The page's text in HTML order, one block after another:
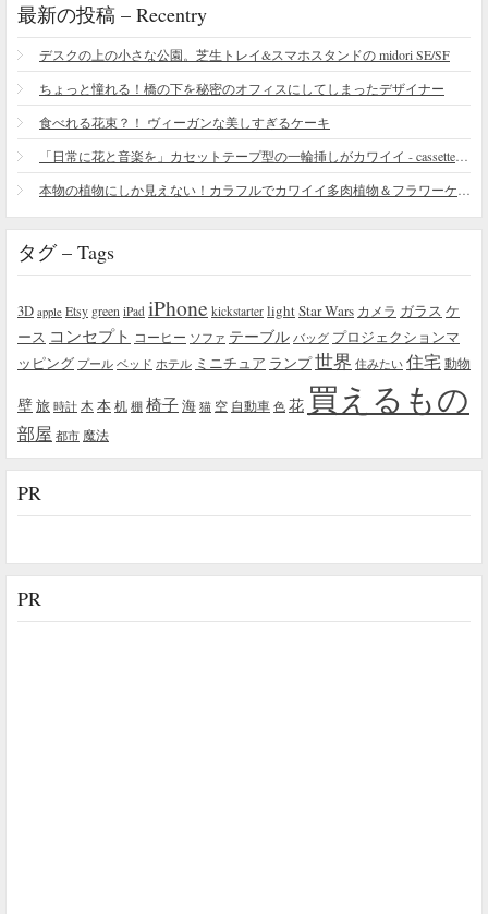
最新の投稿 – Recentry
デスクの上の小さな公園。芝生トレイ&スマホスタンドの midori SE/SF
ちょっと憧れる！橋の下を秘密のオフィスにしてしまったデザイナー
食べれる花束？！ ヴィーガンな美しすぎるケーキ
「日常に花と音楽を」カセットテープ型の一輪挿しがカワイイ - cassette vase
本物の植物にしか見えない！カラフルでカワイイ多肉植物＆フラワーケーキ
タグ – Tags
3D apple Etsy green iPad iPhone kickstarter lightStar Wars カメラ ガラス ケ
ース コンセプト コーヒー ソファ テーブル バッグ プロジェクションマ
ッピング プール ベッド ホテル ミニチュア ランプ世界 住みたい 住宅 動物
壁旅 時計 木本机 棚 椅子海 猫 空 自動車 色 花 買えるもの
部屋 都市 魔法
PR
PR